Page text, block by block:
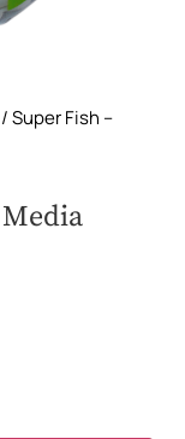
/ Super Fish –